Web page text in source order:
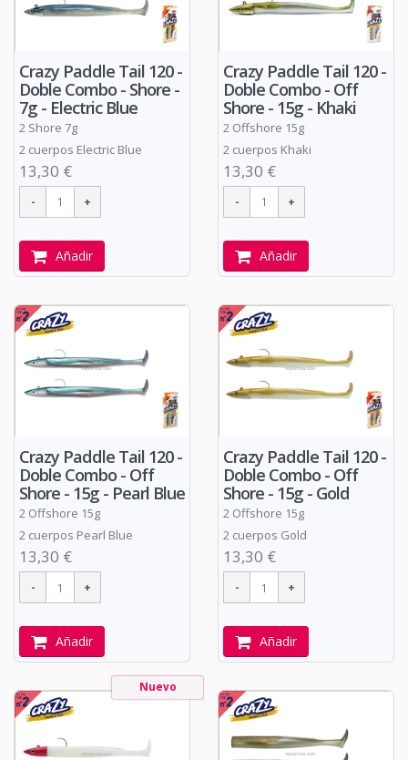
Crazy Paddle Tail 120 -
Doble Combo - Shore -
7g - Electric Blue
2 Shore 7g
2 cuerpos Electric Blue
13,30 €
Añadir
Crazy Paddle Tail 120 -
Doble Combo - Off
Shore - 15g - Khaki
2 Offshore 15g
2 cuerpos Khaki
13,30 €
Añadir
Crazy Paddle Tail 120 -
Doble Combo - Off
Shore - 15g - Pearl Blue
2 Offshore 15g
2 cuerpos Pearl Blue
13,30 €
Añadir
Crazy Paddle Tail 120 -
Doble Combo - Off
Shore - 15g - Gold
2 Offshore 15g
2 cuerpos Gold
13,30 €
Añadir
Nuevo